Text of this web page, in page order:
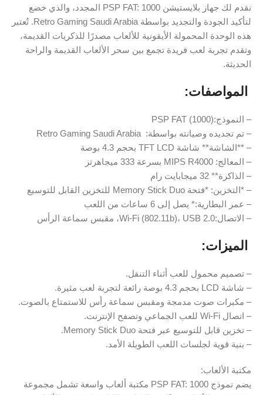
نقدم لك جهاز بلايستيشن PSP FAT: 1000 المجدد، والذي خضع
لتأكيد الجودة والتجديد بواسطة Retro Gaming Saudi Arabia. تُعتبر
هذه الوحدة المحمولة الأيقونية للألعاب مصدرًا للذكريات القديمة،
وتقدم تجربة لعب فريدة تجمع بين سحر الألعاب القديمة والراحة
الحديثة.
️ المواصفات:
– النموذج:PSP FAT (1000)
– تم تجديده وصيانته بواسطة: Retro Gaming Saudi Arabia
– **الشاشة** شاشة TFT LCD بحجم 4.3 بوصة
– المعالج: MIPS R4000 بسرعة 333 ميجاهرتز
– الذاكرة** 32 ميجابايت رام
– *التخزين: *فتحة Memory Stick Duo للتخزين القابل للتوسيع
– عمر البطارية:* يصل إلى 6 ساعات من اللعب
– الاتصال:Wi-Fi (802.11b)، USB 2.0، مقبس سماعة الرأس
️ الميزات:
– تصميم محمول للعب أثناء التنقل.
– شاشة LCD بحجم 4.3 بوصة رائعة لتجربة لعب مثيرة.
– مكبرات صوت مدمجة ومقبس سماعة رأس للاستمتاع بالصوت.
– اتصال Wi-Fi للعب الجماعي وتصفح الإنترنت.
– تخزين قابل للتوسيع عبر فتحة Memory Stick Duo.
– بنية قوية لجلسات اللعب الطويلة الأمد.
مكتبة الألعاب:
يضم نموذج PSP FAT: 1000 مكتبة ألعاب واسعة تشمل مجموعة